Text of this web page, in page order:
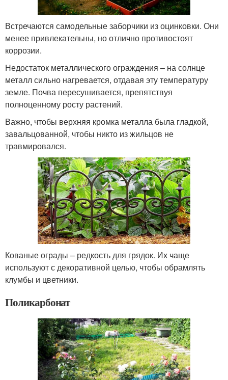
Встречаются самодельные заборчики из оцинковки. Они
менее привлекательны, но отлично противостоят
коррозии.
Недостаток металлического ограждения – на солнце
металл сильно нагревается, отдавая эту температуру
земле. Почва пересушивается, препятствуя
полноценному росту растений.
Важно, чтобы верхняя кромка металла была гладкой,
завальцованной, чтобы никто из жильцов не
травмировался.
Кованые ограды – редкость для грядок. Их чаще
используют с декоративной целью, чтобы обрамлять
клумбы и цветники.
Поликарбонат